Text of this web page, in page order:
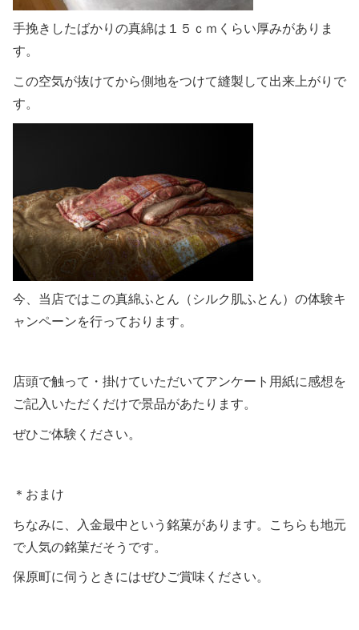
手挽きしたばかりの真綿は１５ｃｍくらい厚みがありま
す。
この空気が抜けてから側地をつけて縫製して出来上がりで
す。
今、当店ではこの真綿ふとん（シルク肌ふとん）の体験キ
ャンペーンを行っております。
店頭で触って・掛けていただいてアンケート用紙に感想を
ご記入いただくだけで景品があたります。
ぜひご体験ください。
＊おまけ
ちなみに、入金最中という銘菓があります。こちらも地元
で人気の銘菓だそうです。
保原町に伺うときにはぜひご賞味ください。